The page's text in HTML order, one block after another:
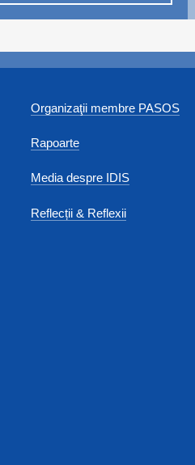
Organizaţii membre PASOS
Rapoarte
Media despre IDIS
Reflecții & Reflexii